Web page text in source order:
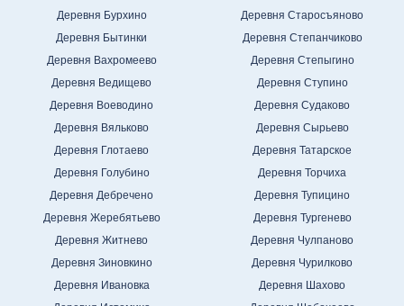
Деревня Бурхино
Деревня Бытинки
Деревня Вахромеево
Деревня Ведищево
Деревня Воеводино
Деревня Вяльково
Деревня Глотаево
Деревня Голубино
Деревня Дебречено
Деревня Жеребятьево
Деревня Житнево
Деревня Зиновкино
Деревня Ивановка
Деревня Старосъяново
Деревня Степанчиково
Деревня Степыгино
Деревня Ступино
Деревня Судаково
Деревня Сырьево
Деревня Татарское
Деревня Торчиха
Деревня Тупицино
Деревня Тургенево
Деревня Чулпаново
Деревня Чурилково
Деревня Шахово